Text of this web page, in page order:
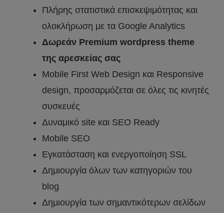
Πλήρης στατιστικά επισκεψιμότητας και
ολοκλήρωση με τα Google Analytics
Δωρεάν Premium wordpress theme
της αρεσκείας σας
Mobile First Web Design και Responsive
design, προσαρμόζεται σε όλες τις κινητές
συσκευές
Δυναμικό site και SEO Ready
Mobile SEO
Εγκατάσταση και ενεργοποίηση SSL
Δημιουργία όλων των κατηγοριών του
blog
Δημιουργία των σημαντικότερων σελίδων